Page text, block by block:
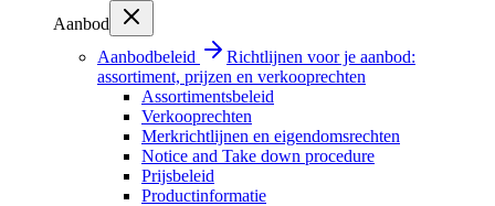
Aanbod
Aanbodbeleid
Richtlijnen voor je aanbod:
assortiment, prijzen en verkooprechten
Assortimentsbeleid
Verkooprechten
Merkrichtlijnen en eigendomsrechten
Notice and Take down procedure
Prijsbeleid
Productinformatie